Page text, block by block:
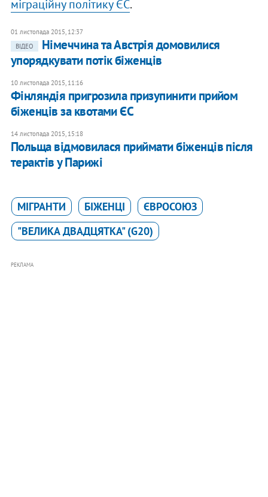
міграційну політику ЄС.
01 листопада 2015, 12:37
ВІДЕО
Німеччина та Австрія домовилися
упорядкувати потік біженців
10 листопада 2015, 11:16
Фінляндія пригрозила призупинити прийом
біженців за квотами ЄС
14 листопада 2015, 15:18
Польща відмовилася приймати біженців після
терактів у Парижі
МІГРАНТИ БІЖЕНЦІ
ЄВРОСОЮЗ
"ВЕЛИКА ДВАДЦЯТКА" (G20)
РЕКЛАМА